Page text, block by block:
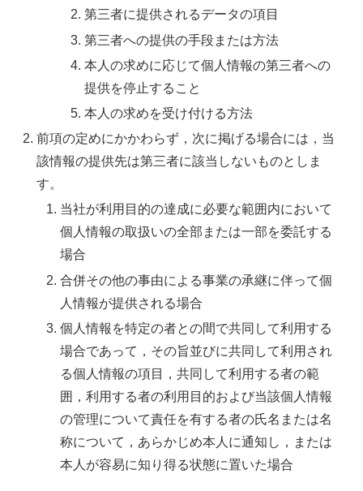
第三者に提供されるデータの項目
第三者への提供の手段または方法
本人の求めに応じて個人情報の第三者への
提供を停止すること
本人の求めを受け付ける方法
前項の定めにかかわらず，次に掲げる場合には，当
該情報の提供先は第三者に該当しないものとしま
す。
当社が利用目的の達成に必要な範囲内において
個人情報の取扱いの全部または一部を委託する
場合
合併その他の事由による事業の承継に伴って個
人情報が提供される場合
個人情報を特定の者との間で共同して利用する
場合であって，その旨並びに共同して利用され
る個人情報の項目，共同して利用する者の範
囲，利用する者の利用目的および当該個人情報
の管理について責任を有する者の氏名または名
称について，あらかじめ本人に通知し，または
本人が容易に知り得る状態に置いた場合